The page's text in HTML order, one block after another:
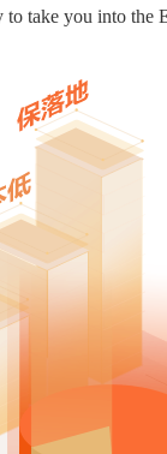
to take you into the